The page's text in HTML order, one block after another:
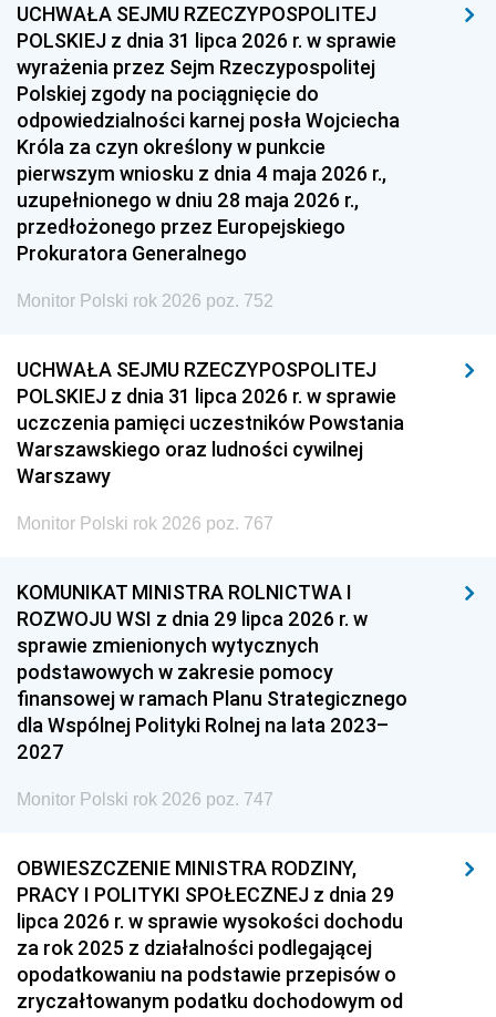
UCHWAŁA SEJMU RZECZYPOSPOLITEJ
POLSKIEJ z dnia 31 lipca 2026 r. w sprawie
wyrażenia przez Sejm Rzeczypospolitej
Polskiej zgody na pociągnięcie do
odpowiedzialności karnej posła Wojciecha
Króla za czyn określony w punkcie
pierwszym wniosku z dnia 4 maja 2026 r.,
uzupełnionego w dniu 28 maja 2026 r.,
przedłożonego przez Europejskiego
Prokuratora Generalnego
Monitor Polski rok 2026 poz. 752
UCHWAŁA SEJMU RZECZYPOSPOLITEJ
POLSKIEJ z dnia 31 lipca 2026 r. w sprawie
uczczenia pamięci uczestników Powstania
Warszawskiego oraz ludności cywilnej
Warszawy
Monitor Polski rok 2026 poz. 767
KOMUNIKAT MINISTRA ROLNICTWA I
ROZWOJU WSI z dnia 29 lipca 2026 r. w
sprawie zmienionych wytycznych
podstawowych w zakresie pomocy
finansowej w ramach Planu Strategicznego
dla Wspólnej Polityki Rolnej na lata 2023–
2027
Monitor Polski rok 2026 poz. 747
OBWIESZCZENIE MINISTRA RODZINY,
PRACY I POLITYKI SPOŁECZNEJ z dnia 29
lipca 2026 r. w sprawie wysokości dochodu
za rok 2025 z działalności podlegającej
opodatkowaniu na podstawie przepisów o
zryczałtowanym podatku dochodowym od